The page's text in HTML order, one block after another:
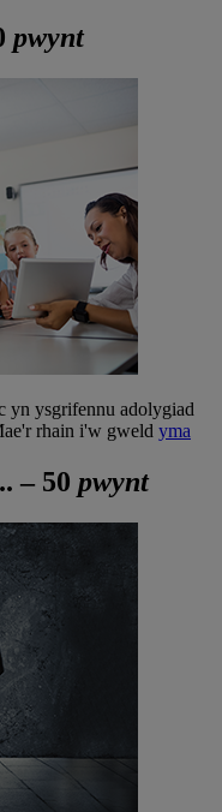
pwynt
ysgrifennu adolygiad
rhain i'w gweld yma
– 50 pwynt